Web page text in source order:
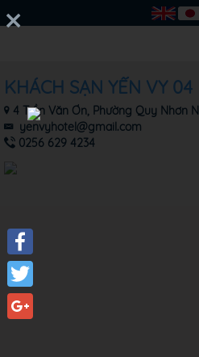
Facebook
Twitter
KHÁCH SẠN YẾN VY 04
4 Trần Văn Ơn, Phường Quy Nhơn
yenvyhotel@gmail.com
0256 629 4234